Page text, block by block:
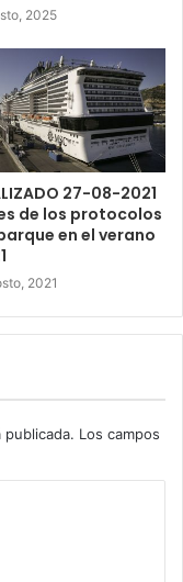
2025
27-08-2021
de los protocolos
en el verano
2021
Los campos